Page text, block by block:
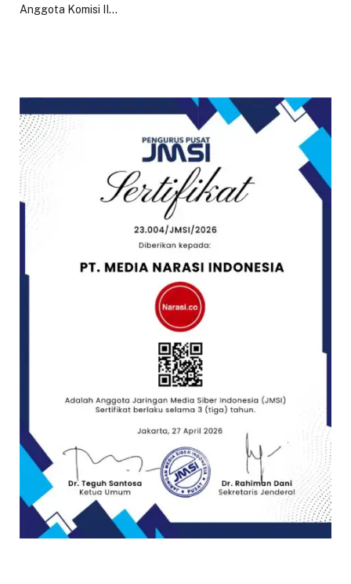
Anggota Komisi II…